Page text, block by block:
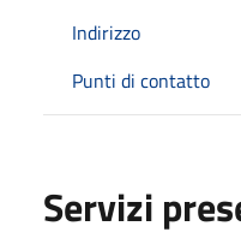
Indirizzo
Punti di contatto
Servizi